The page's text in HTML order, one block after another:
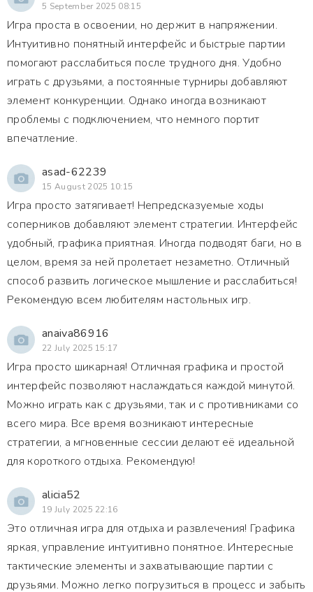
5 September 2025 08:15
Игра проста в освоении, но держит в напряжении.
Интуитивно понятный интерфейс и быстрые партии
помогают расслабиться после трудного дня. Удобно
играть с друзьями, а постоянные турниры добавляют
элемент конкуренции. Однако иногда возникают
проблемы с подключением, что немного портит
впечатление.
asad-62239
15 August 2025 10:15
Игра просто затягивает! Непредсказуемые ходы
соперников добавляют элемент стратегии. Интерфейс
удобный, графика приятная. Иногда подводят баги, но в
целом, время за ней пролетает незаметно. Отличный
способ развить логическое мышление и расслабиться!
Рекомендую всем любителям настольных игр.
anaiva86916
22 July 2025 15:17
Игра просто шикарная! Отличная графика и простой
интерфейс позволяют наслаждаться каждой минутой.
Можно играть как с друзьями, так и с противниками со
всего мира. Все время возникают интересные
стратегии, а мгновенные сессии делают её идеальной
для короткого отдыха. Рекомендую!
alicia52
19 July 2025 22:16
Это отличная игра для отдыха и развлечения! Графика
яркая, управление интуитивно понятное. Интересные
тактические элементы и захватывающие партии с
друзьями. Можно легко погрузиться в процесс и забыть